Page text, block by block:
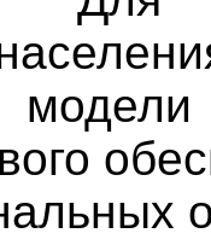
модели